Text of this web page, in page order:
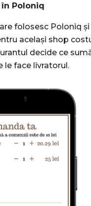
Poloniq
folosesc Poloniq
același shop
decide ce
le face livratorul.